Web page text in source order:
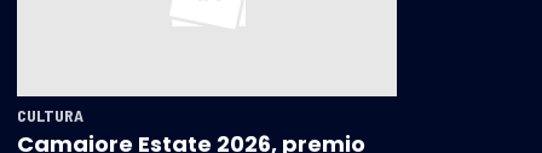
CULTURA
Camaiore Estate 2026, premio